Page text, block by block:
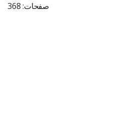
صفحات: 368